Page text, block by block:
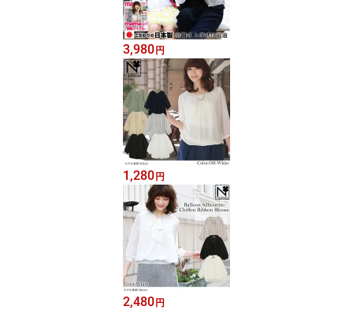
3,980 円
1,280 円
2,480 円